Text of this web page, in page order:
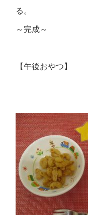
る。
～完成～
【午後おやつ】